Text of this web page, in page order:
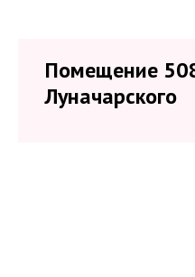
Помещение
Луначарского